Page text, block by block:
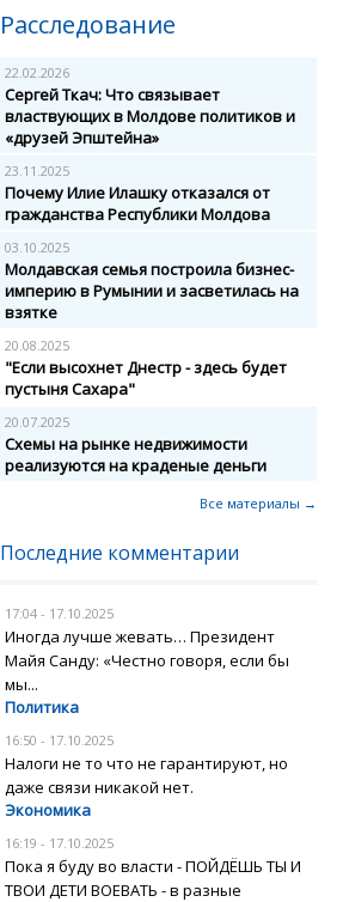
Расследование
22.02.2026
Сергей Ткач: Что связывает
властвующих в Молдове политиков и
«друзей Эпштейна»
23.11.2025
Почему Илие Илашку отказался от
гражданства Республики Молдова
03.10.2025
Молдавская семья построила бизнес-
империю в Румынии и засветилась на
взятке
20.08.2025
"Если высохнет Днестр - здесь будет
пустыня Сахара"
20.07.2025
Схемы на рынке недвижимости
реализуются на краденые деньги
Все материалы →
Последние комментарии
17:04 - 17.10.2025
Иногда лучше жевать… Президент
Майя Санду: «Честно говоря, если бы
мы...
Политика
16:50 - 17.10.2025
Налоги не то что не гарантируют, но
даже связи никакой нет.
Экономика
16:19 - 17.10.2025
Пока я буду во власти - ПОЙДЁШЬ ТЫ И
ТВОИ ДЕТИ ВОЕВАТЬ - в разные